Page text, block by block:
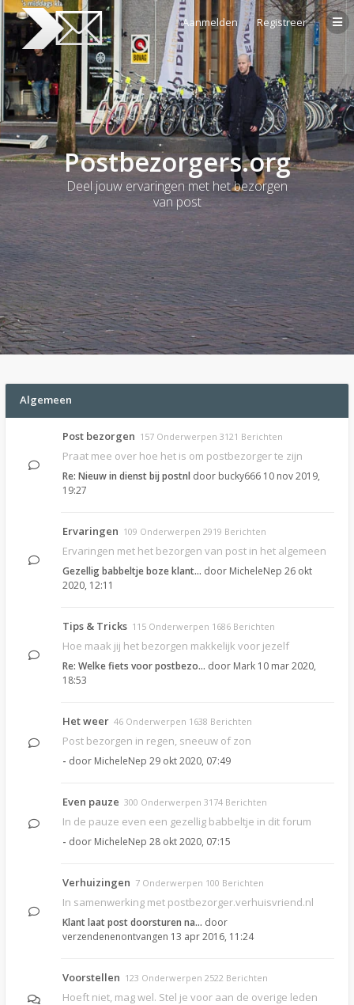
Aanmelden Registreer
Postbezorgers.org
Deel jouw ervaringen met het bezorgen
van post
Algemeen
Post bezorgen 157 Onderwerpen 3121 Berichten
Praat mee over hoe het is om postbezorger te zijn
Re: Nieuw in dienst bij postnl door bucky666 10 nov 2019,
19:27
Ervaringen 109 Onderwerpen 2919 Berichten
Ervaringen met het bezorgen van post in het algemeen
Gezellig babbeltje boze klant… door MicheleNep 26 okt
2020, 12:11
Tips & Tricks 115 Onderwerpen 1686 Berichten
Hoe maak jij het bezorgen makkelijk voor jezelf
Re: Welke fiets voor postbezo… door Mark 10 mar 2020,
18:53
Het weer 46 Onderwerpen 1638 Berichten
Post bezorgen in regen, sneeuw of zon
- door MicheleNep 29 okt 2020, 07:49
Even pauze 300 Onderwerpen 3174 Berichten
In de pauze even een gezellig babbeltje in dit forum
- door MicheleNep 28 okt 2020, 07:15
Verhuizingen 7 Onderwerpen 100 Berichten
In samenwerking met postbezorger.verhuisvriend.nl
Klant laat post doorsturen na… door
verzendenenontvangen 13 apr 2016, 11:24
Voorstellen 123 Onderwerpen 2522 Berichten
Hoeft niet, mag wel. Stel je voor aan de overige leden